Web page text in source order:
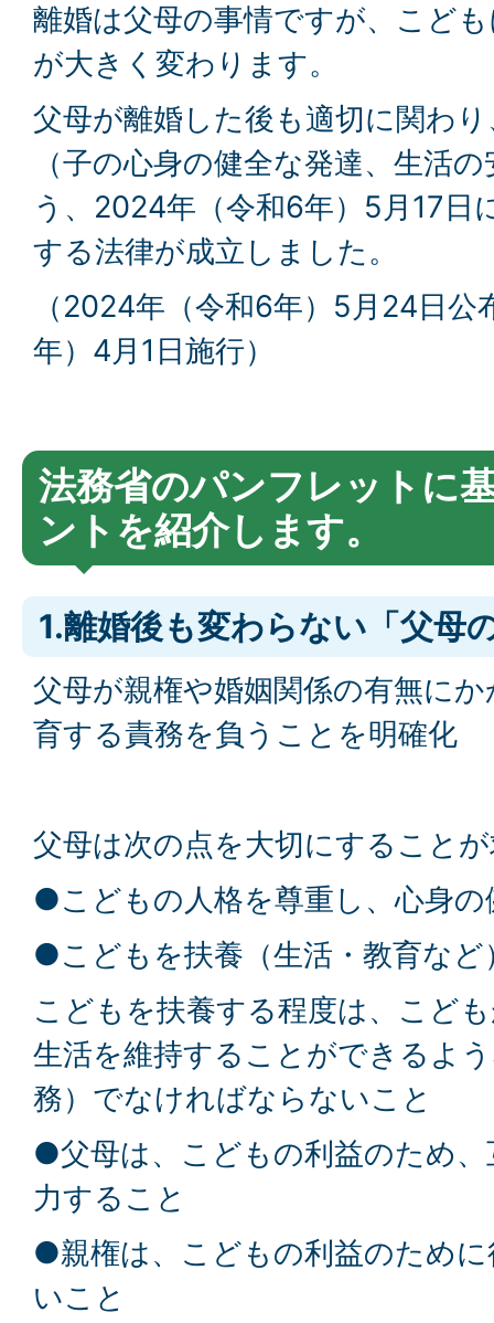
離婚は父母の事情ですが、こど
が大きく変わります。
父母が離婚した後も適切に関わ
（子の心身の健全な発達、生活
う、2024年（令和6年）5月17日
する法律が成立しました。
（2024年（令和6年）5月24日
年）4月1日施行）
法務省のパンフレットに
ントを紹介します。
1.離婚後も変わらない「父母
父母が親権や婚姻関係の有無に
育する責務を負うことを明確化
父母は次の点を大切にすること
●こどもの人格を尊重し、心身
●こどもを扶養（生活・教育な
こどもを扶養する程度は、こど
生活を維持することができるよ
務）でなければならないこと
●父母は、こどもの利益のため
力すること
●親権は、こどもの利益のため
いこと